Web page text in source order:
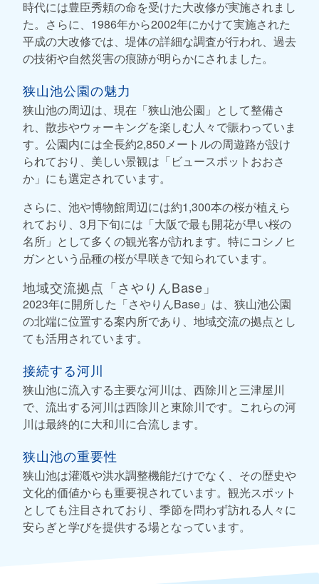
時代には豊臣秀頼の命を受けた大改修が実施されまし
た。さらに、1986年から2002年にかけて実施された
平成の大改修では、堤体の詳細な調査が行われ、過去
の技術や自然災害の痕跡が明らかにされました。
狭山池公園の魅力
狭山池の周辺は、現在「狭山池公園」として整備さ
れ、散歩やウォーキングを楽しむ人々で賑わっていま
す。公園内には全長約2,850メートルの周遊路が設け
られており、美しい景観は「ビュースポットおおさ
か」にも選定されています。
さらに、池や博物館周辺には約1,300本の桜が植えら
れており、3月下旬には「大阪で最も開花が早い桜の
名所」として多くの観光客が訪れます。特にコシノヒ
ガンという品種の桜が早咲きで知られています。
地域交流拠点「さやりんBase」
2023年に開所した「さやりんBase」は、狭山池公園
の北端に位置する案内所であり、地域交流の拠点とし
ても活用されています。
接続する河川
狭山池に流入する主要な河川は、西除川と三津屋川
で、流出する河川は西除川と東除川です。これらの河
川は最終的に大和川に合流します。
狭山池の重要性
狭山池は灌漑や洪水調整機能だけでなく、その歴史や
文化的価値からも重要視されています。観光スポット
としても注目されており、季節を問わず訪れる人々に
安らぎと学びを提供する場となっています。